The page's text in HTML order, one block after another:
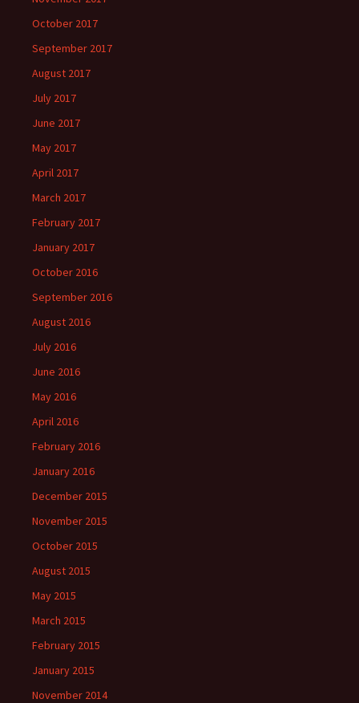
October 2017
September 2017
August 2017
July 2017
June 2017
May 2017
April 2017
March 2017
February 2017
January 2017
October 2016
September 2016
August 2016
July 2016
June 2016
May 2016
April 2016
February 2016
January 2016
December 2015
November 2015
October 2015
August 2015
May 2015
March 2015
February 2015
January 2015
November 2014